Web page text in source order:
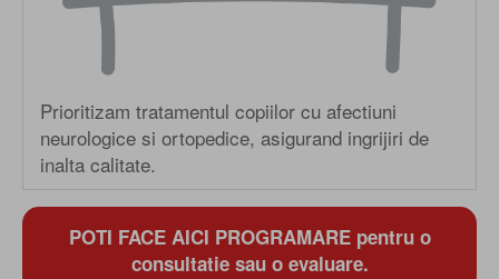
Prioritizam tratamentul copiilor cu afectiuni
neurologice si ortopedice, asigurand ingrijiri de
inalta calitate.
POTI FACE AICI PROGRAMARE pentru o
consultatie sau o evaluare.